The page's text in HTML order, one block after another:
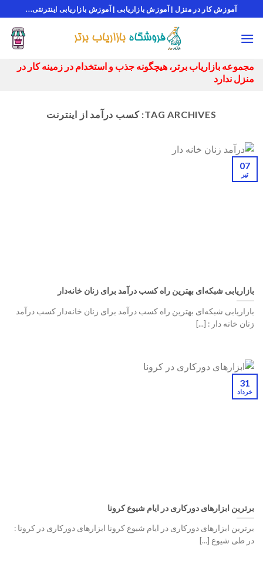
to
content
آموزش کار در منزل | آموزش بازاریابی | آموزش بازاریابی اینترنتی...
مجموعه بازاریاب برتر، هیچگونه جذب و استخدام در زمینه کار در
منزل ندارد
TAG ARCHIVES: کسب درآمد از اینترنت
بازاریابی شبکه‌ای بهترین راه کسب درآمد برای زنان خانه‌دار
بازاریابی شبکه‌ای بهترین راه کسب درآمد برای زنان خانه‌دار کسب درآمد
زنان خانه دار : [...]
07
تیر
برترین ابزارهای دورکاری در ایام شیوع کرونا
برترین ابزارهای دورکاری در ایام شیوع کرونا ابزارهای دورکاری در کرونا :
در طی شیوع [...]
31
خرداد